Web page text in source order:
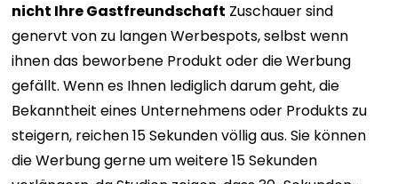
nicht Ihre Gastfreundschaft Zuschauer sind
genervt von zu langen Werbespots, selbst wenn
ihnen das beworbene Produkt oder die Werbung
gefällt. Wenn es Ihnen lediglich darum geht, die
Bekanntheit eines Unternehmens oder Produkts zu
steigern, reichen 15 Sekunden völlig aus. Sie können
die Werbung gerne um weitere 15 Sekunden